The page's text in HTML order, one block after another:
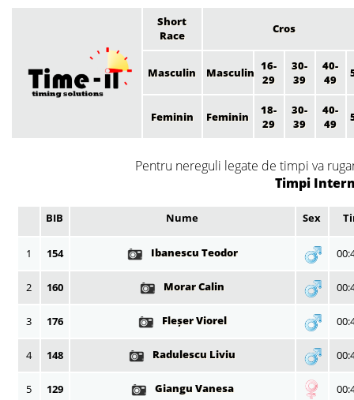
Short
Race
Cros
Masculin Masculin 16-
29
30-
39
40-
49
Feminin Feminin
18-
29
30-
39
40-
49
Pentru nereguli legate de timpi va
Timpi